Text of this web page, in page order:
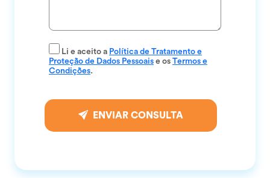
Li e aceito a Política de Tratamento e
Proteção de Dados Pessoais e os Termos e
Condições.
ENVIAR CONSULTA